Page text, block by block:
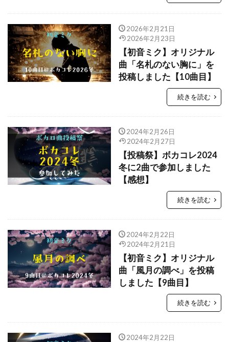
2026年2月21日
2026年2月23日
【初音ミク】オリジナル
曲「名札のない胸に」を
投稿しました【10曲目】
続きを読む
2024年2月26日
2024年2月27日
【投稿祭】ボカコレ2024
冬に2曲で参加しました
【感想】
続きを読む
2024年2月22日
2024年2月21日
【初音ミク】オリジナル
曲「風月の調べ」を投稿
しました【9曲目】
続きを読む
2024年2月22日